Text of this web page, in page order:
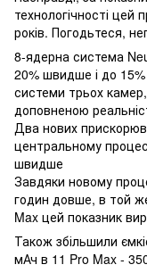
технологічності цей
років. Погодьтеся,
8-ядерна система
20% швидше і до
системи трьох камер,
доповненою
Два нових
центральному
швидше
Завдяки новому
годин довше, в той
Max цей показник
Також збільшили
мАч в 11 Pro Max -